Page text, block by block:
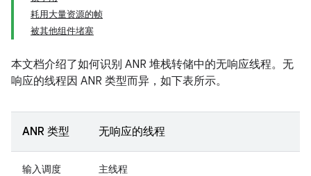
耗用大量资源的帧
被其他组件堵塞
本文档介绍了如何识别 ANR 堆栈转储中的无响应线程。无
响应的线程因 ANR 类型而异，如下表所示。
ANR 类型 无响应的线程
输入调度 主线程